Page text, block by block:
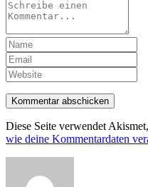
Kommentar abschicken
Diese Seite verwendet
wie deine Kommentardaten